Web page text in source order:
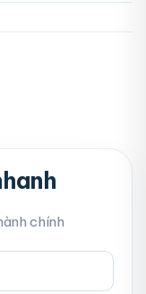
chính